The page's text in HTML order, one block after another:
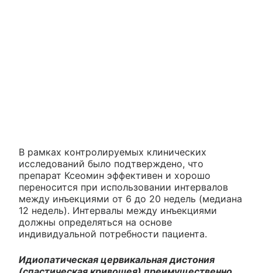
В рамках контролируемых клинических
исследований было подтверждено, что
препарат Ксеомин эффективен и хорошо
переносится при использовании интервалов
между инъекциями от 6 до 20 недель (медиана
12 недель). Интервалы между инъекциями
должны определяться на основе
индивидуальной потребности пациента.
Идиопатическая цервикальная дистония